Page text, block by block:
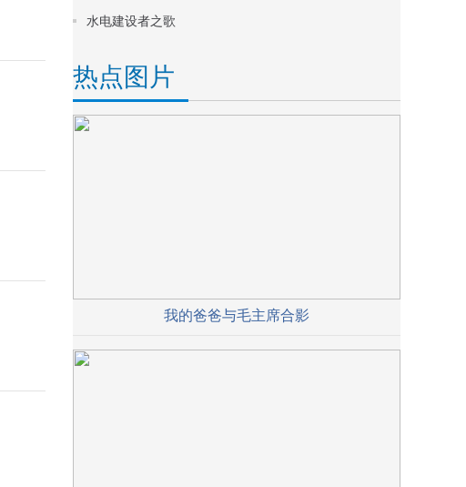
水电建设者之歌
热点图片
我的爸爸与毛主席合影